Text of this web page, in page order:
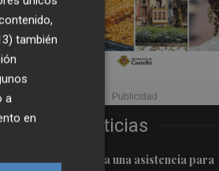
Últimas Noticias
1Burriana impulsa una asistencia para
también
a
en